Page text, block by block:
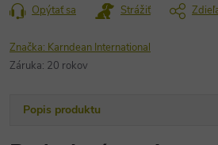
Opýtať sa Strážiť
Značka: Karndean International
Záruka: 20 rokov
Popis produktu